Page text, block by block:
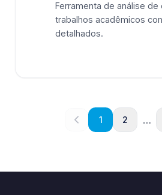
Ferramenta de análise de
trabalhos acadêmicos
detalhados.
1 2 …